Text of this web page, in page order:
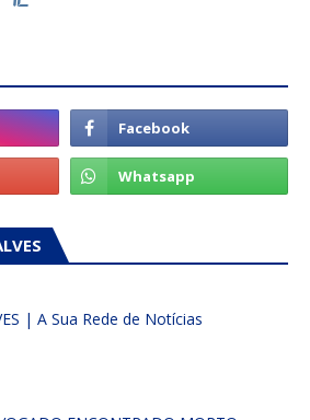
| A Sua Rede de Notícias